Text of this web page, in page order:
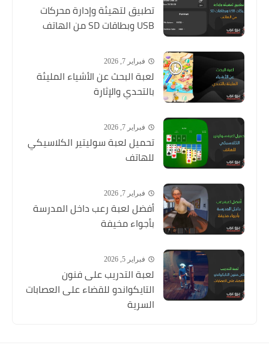
تطبيق لتهيئة وإدارة محركات
USB وبطاقات SD من الهاتف
فبراير 7, 2026
لعبة البحث عن الأشياء المليئة
بالتحدي والإثارة
فبراير 7, 2026
تحميل لعبة سوليتير الكلاسيكي
للهاتف
فبراير 7, 2026
أفضل لعبة رعب داخل المدرسة
بأجواء مخيفة
فبراير 5, 2026
لعبة التدريب على فنون
التايكواندو للقضاء على العصابات
السرية